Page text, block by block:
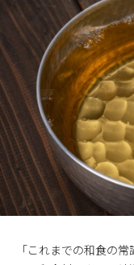
「これまでの和食の